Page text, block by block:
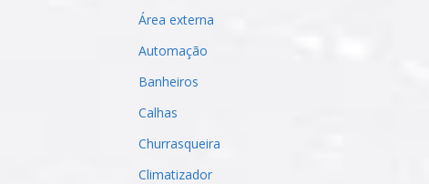
Área externa
Automação
Banheiros
Calhas
Churrasqueira
Climatizador